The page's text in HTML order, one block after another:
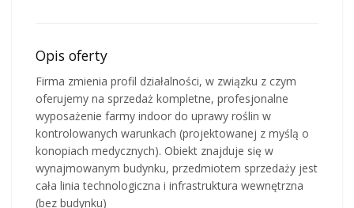
Opis oferty
Firma zmienia profil działalności, w związku z czym
oferujemy na sprzedaż kompletne, profesjonalne
wyposażenie farmy indoor do uprawy roślin w
kontrolowanych warunkach (projektowanej z myślą o
konopiach medycznych). Obiekt znajduje się w
wynajmowanym budynku, przedmiotem sprzedaży jest
cała linia technologiczna i infrastruktura wewnętrzna
(bez budynku)